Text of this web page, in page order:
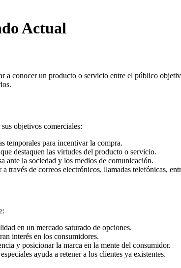
Actual
conocer un producto o servicio entre el público
objetivos comerciales:
temporales para incentivar la compra.
destaquen las virtudes del producto o servicio.
ante la sociedad y los medios de comunicación.
través de correos electrónicos, llamadas telefónicas,
en un mercado saturado de opciones.
interés en los consumidores.
y posicionar la marca en la mente del consumidor.
ayuda a retener a los clientes ya existentes.